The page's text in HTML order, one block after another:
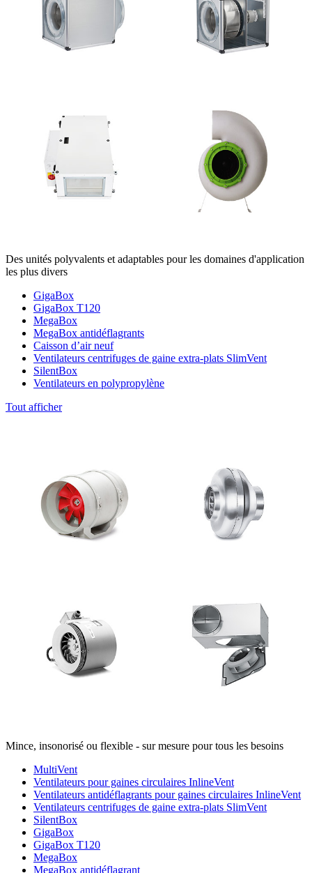
Des unités polyvalents et adaptables pour les domaines d'application
les plus divers
GigaBox
GigaBox T120
MegaBox
MegaBox antidéflagrants
Caisson d’air neuf
Ventilateurs centrifuges de gaine extra-plats SlimVent
SilentBox
Ventilateurs en polypropylène
Tout afficher
Mince, insonorisé ou flexible - sur mesure pour tous les besoins
MultiVent
Ventilateurs pour gaines circulaires InlineVent
Ventilateurs antidéflagrants pour gaines circulaires InlineVent
Ventilateurs centrifuges de gaine extra-plats SlimVent
SilentBox
GigaBox
GigaBox T120
MegaBox
MegaBox antidéflagrant